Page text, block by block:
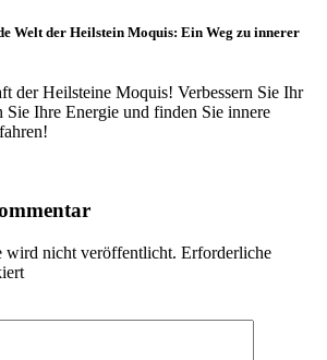
Welt der Heilstein Moquis: Ein Weg zu innerer
der Heilsteine Moquis! Verbessern Sie Ihr
Ihre Energie und finden Sie innere
wird nicht veröffentlicht. Erforderliche